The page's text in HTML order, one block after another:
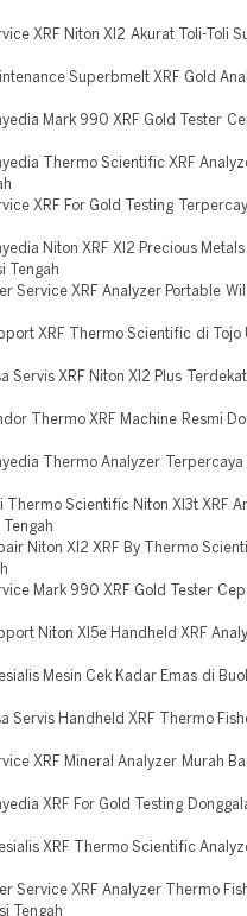
XRF Niton Xl2 Akurat Toli-Toli
Superbmelt XRF Gold
Mark 990 XRF Gold Tester
Thermo Scientific XRF
XRF For Gold Testing
Niton XRF Xl2 Precious
Tengah
Service XRF Analyzer Portable
XRF Thermo Scientific di Tojo
Servis XRF Niton Xl2 Plus
Thermo XRF Machine Resmi
Thermo Analyzer Terpercaya
Thermo Scientific Niton Xl3t XRF
Tengah
Niton Xl2 XRF By Thermo
Mark 990 XRF Gold Tester
Niton Xl5e Handheld XRF
Mesin Cek Kadar Emas di
Servis Handheld XRF Thermo
XRF Mineral Analyzer Murah
XRF For Gold Testing
XRF Thermo Scientific
Service XRF Analyzer Thermo
Tengah